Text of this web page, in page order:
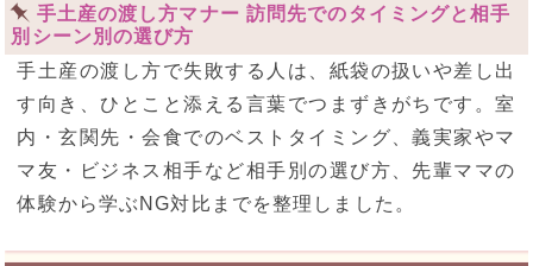
手土産の渡し方マナー 訪問先でのタイミングと相手
別シーン別の選び方
手土産の渡し方で失敗する人は、紙袋の扱いや差し出
す向き、ひとこと添える言葉でつまずきがちです。室
内・玄関先・会食でのベストタイミング、義実家やマ
マ友・ビジネス相手など相手別の選び方、先輩ママの
体験から学ぶNG対比までを整理しました。